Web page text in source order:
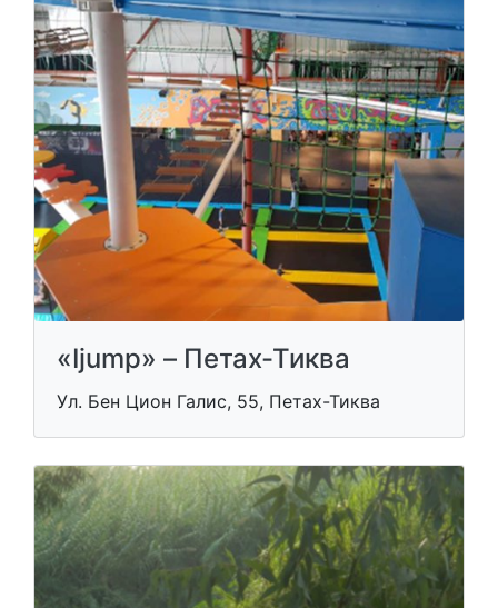
«Ijump» – Петах-Тиква
Ул. Бен Цион Галис, 55, Петах-Тиква